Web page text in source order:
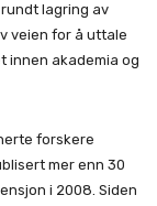
lagring av
veien for å uttale
innen akademia og
forskere
mer enn 30
i 2008. Siden